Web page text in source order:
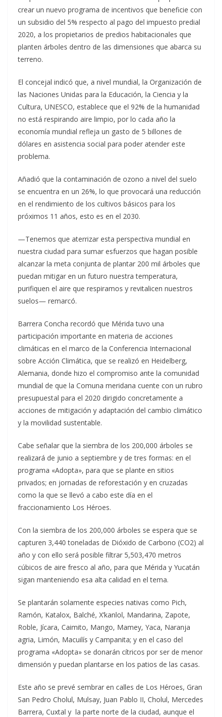
crear un nuevo programa de incentivos que beneficie con
un subsidio del 5% respecto al pago del impuesto predial
2020, a los propietarios de predios habitacionales que
planten árboles dentro de las dimensiones que abarca su
terreno.
El concejal indicó que, a nivel mundial, la Organización de
las Naciones Unidas para la Educación, la Ciencia y la
Cultura, UNESCO, establece que el 92% de la humanidad
no está respirando aire limpio, por lo cada año la
economía mundial refleja un gasto de 5 billones de
dólares en asistencia social para poder atender este
problema.
Añadió que la contaminación de ozono a nivel del suelo
se encuentra en un 26%, lo que provocará una reducción
en el rendimiento de los cultivos básicos para los
próximos 11 años, esto es en el 2030.
—Tenemos que aterrizar esta perspectiva mundial en
nuestra ciudad para sumar esfuerzos que hagan posible
alcanzar la meta conjunta de plantar 200 mil árboles que
puedan mitigar en un futuro nuestra temperatura,
purifiquen el aire que respiramos y revitalicen nuestros
suelos— remarcó.
Barrera Concha recordó que Mérida tuvo una
participación importante en materia de acciones
climáticas en el marco de la Conferencia Internacional
sobre Acción Climática, que se realizó en Heidelberg,
Alemania, donde hizo el compromiso ante la comunidad
mundial de que la Comuna meridana cuente con un rubro
presupuestal para el 2020 dirigido concretamente a
acciones de mitigación y adaptación del cambio climático
y la movilidad sustentable.
Cabe señalar que la siembra de los 200,000 árboles se
realizará de junio a septiembre y de tres formas: en el
programa «Adopta», para que se plante en sitios
privados; en jornadas de reforestación y en cruzadas
como la que se llevó a cabo este día en el
fraccionamiento Los Héroes.
Con la siembra de los 200,000 árboles se espera que se
capturen 3,440 toneladas de Dióxido de Carbono (CO2) al
año y con ello será posible filtrar 5,503,470 metros
cúbicos de aire fresco al año, para que Mérida y Yucatán
sigan manteniendo esa alta calidad en el tema.
Se plantarán solamente especies nativas como Pich,
Ramón, Katalox, Balché, X’kanlol, Mandarina, Zapote,
Roble, Jícara, Caimito, Mango, Mamey, Yaca, Naranja
agria, Limón, Macuilís y Campanita; y en el caso del
programa «Adopta» se donarán cítricos por ser de menor
dimensión y puedan plantarse en los patios de las casas.
Este año se prevé sembrar en calles de Los Héroes, Gran
San Pedro Cholul, Mulsay, Juan Pablo II, Cholul, Mercedes
Barrera, Cuxtal y la parte norte de la ciudad, aunque el